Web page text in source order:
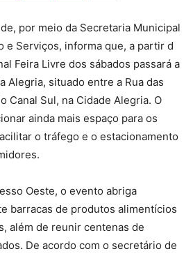
por meio da Secretaria Municipal
e Serviços, informa que, a partir d
Feira Livre dos sábados passará a
Alegria, situado entre a Rua das
Canal Sul, na Cidade Alegria. O
ainda mais espaço para os
o tráfego e o estacionamento
Oeste, o evento abriga
barracas de produtos alimentícios
além de reunir centenas de
De acordo com o secretário de